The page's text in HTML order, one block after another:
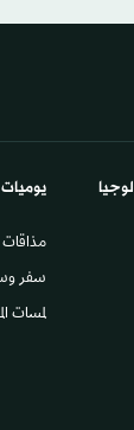
مذاقات
سفر
لمسات